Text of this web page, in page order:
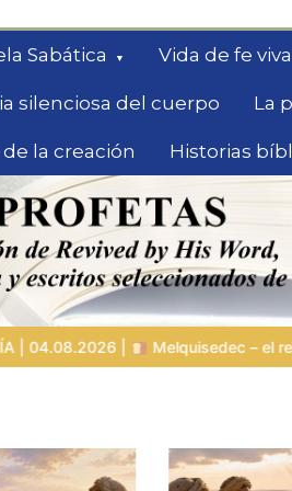
Sabática Vida de fe viva
silenciosa del cuerpo La
la creación Historias
paz y sacerdote del Dios Altísimo